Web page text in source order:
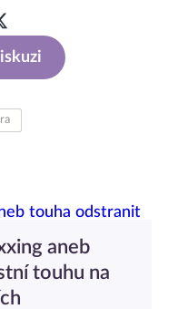
aneb
touhu na